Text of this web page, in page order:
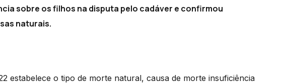
sobre os filhos na disputa pelo cadáver e confirmou
naturais.
estabelece o tipo de morte natural, causa de morte insuficiência